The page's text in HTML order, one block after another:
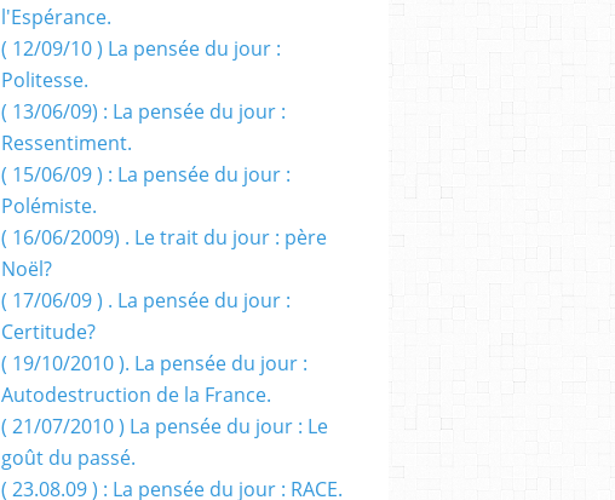
l'Espérance.
( 12/09/10 ) La pensée du jour :
Politesse.
( 13/06/09) : La pensée du jour :
Ressentiment.
( 15/06/09 ) : La pensée du jour :
Polémiste.
( 16/06/2009) . Le trait du jour : père
Noël?
( 17/06/09 ) . La pensée du jour :
Certitude?
( 19/10/2010 ). La pensée du jour :
Autodestruction de la France.
( 21/07/2010 ) La pensée du jour : Le
goût du passé.
( 23.08.09 ) : La pensée du jour : RACE.